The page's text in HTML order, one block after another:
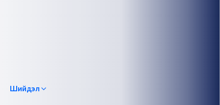
Шийдэл